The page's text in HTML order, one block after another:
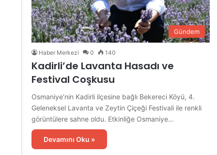
Gündem
Haber Merkezi 0 140
Kadirli’de Lavanta Hasadı ve
Festival Coşkusu
Osmaniye’nin Kadirli ilçesine bağlı Bekereci Köyü, 4.
Geleneksel Lavanta ve Zeytin Çiçeği Festivali ile renkli
görüntülere sahne oldu. Etkinliğe Osmaniye…
Devamını Oku »